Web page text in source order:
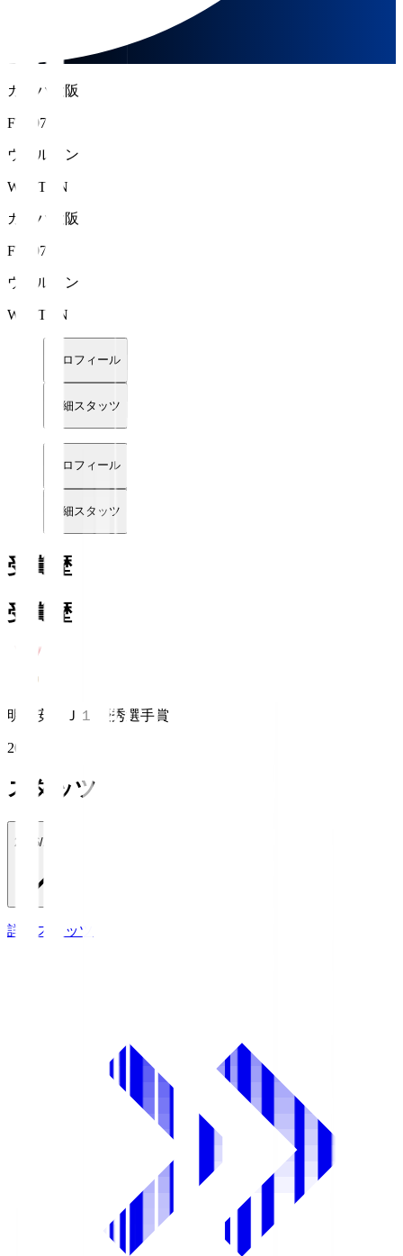
ガンバ大阪
FW 97
ウェルトン
WELTON
ガンバ大阪
FW 97
ウェルトン
WELTON
プロフィール
詳細スタッツ
プロフィール
詳細スタッツ
受賞歴
受賞歴
明治安田Ｊ１ 優秀選手賞
2024
スタッツ
2026/27
詳細スタッツ